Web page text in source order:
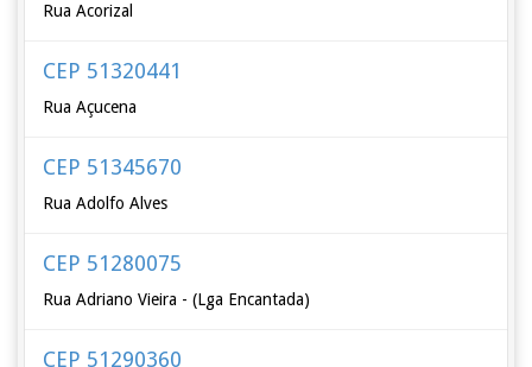
Rua Acorizal
CEP 51320441
Rua Açucena
CEP 51345670
Rua Adolfo Alves
CEP 51280075
Rua Adriano Vieira - (Lga Encantada)
CEP 51290360